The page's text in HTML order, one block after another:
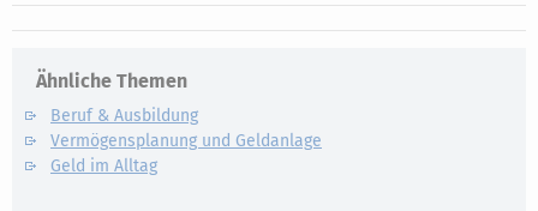
Ähnliche Themen
Beruf & Ausbildung
Vermögensplanung und Geldanlage
Geld im Alltag